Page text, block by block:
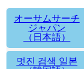
オーサムサーチ
ジャパン
（日本語）
멋진 검색 일본